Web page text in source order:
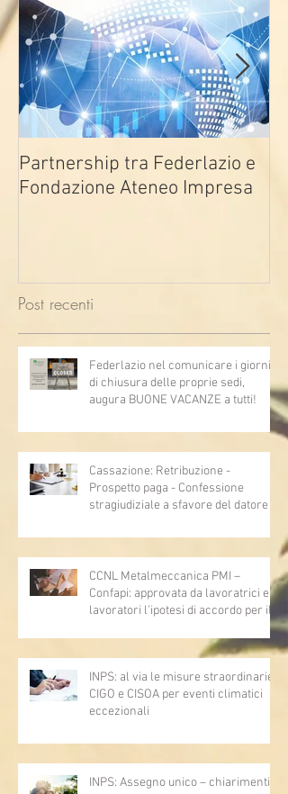
Partnership tra Federlazio e
Fondazione Ateneo Impresa
Post recenti
Federlazio nel comunicare i giorni
di chiusura delle proprie sedi,
augura BUONE VACANZE a tutti!
Cassazione: Retribuzione -
Prospetto paga - Confessione
stragiudiziale a sfavore del datore di
articoli 1362, 2697, 2730, 2732, 2734
e 2735)
CCNL Metalmeccanica PMI –
Confapi: approvata da lavoratrici e
lavoratori l’ipotesi di accordo per il
INPS: al via le misure straordinarie
CIGO e CISOA per eventi climatici
eccezionali
INPS: Assegno unico – chiarimenti